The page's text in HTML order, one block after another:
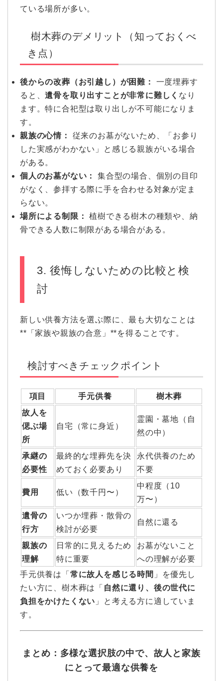
ている場所が多い。
樹木葬のデメリット（知っておくべ
き点）
後からの改葬（お引越し）が困難：
一度埋葬す
ると、遺骨を取り出すことが非常に難しく なり
ます。特に合祀型は取り出しが不可能になりま
す。
親族の心情：
従来のお墓がないため、「お参り
した実感がわかない」と感じる親族がいる場合
がある。
個人のお墓がない：
集合型の場合、個別の目印
がなく、参拝する際に手を合わせる対象が定ま
らない。
場所による制限：
植樹できる樹木の種類や、納
骨できる人数に制限がある場合がある。
3. 後悔しないための比較と検
討
新しい供養方法を選ぶ際に、最も大切なことは
**「家族や親族の合意」**を得ることです。
検討すべきチェックポイント
項目 手元供養
樹木葬
故人を
偲ぶ場
所
自宅（常に身近）
霊園・墓地（自
然の中）
承継の
必要性
最終的な埋葬先を決
めておく必要あり
永代供養のため
不要
費用 低い（数千円〜）
中程度（10
万〜）
遺骨の
行方
いつか埋葬・散骨の
検討が必要
自然に還る
親族の
理解
日常的に見えるため
特に重要
お墓がないこと
への理解が必要
手元供養は「 常に故人を感じる時間 」を優先し
たい方に、樹木葬は「 自然に還り、後の世代に
負担をかけたくない 」と考える方に適していま
す。
まとめ：多様な選択肢の中で、故人と家族
にとって最適な供養を